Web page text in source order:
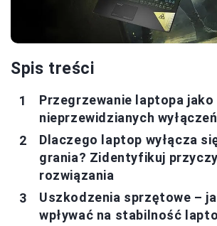
Spis treści
Przegrzewanie laptopa jako
nieprzewidzianych wyłączeń
Dlaczego laptop wyłącza
grania? Zidentyfikuj
rozwiązania
Uszkodzenia sprzętowe –
wpływać na stabilność